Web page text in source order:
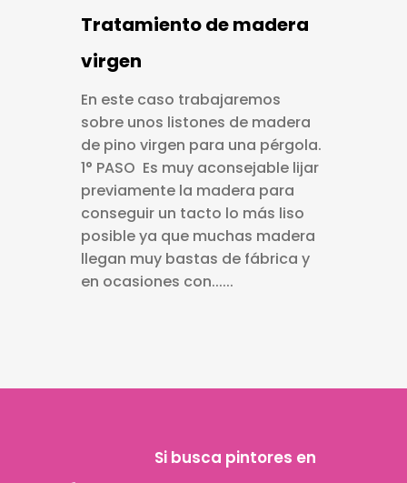
Tratamiento de madera
virgen
En este caso trabajaremos
sobre unos listones de madera
de pino virgen para una pérgola.
1° PASO Es muy aconsejable lijar
previamente la madera para
conseguir un tacto lo más liso
posible ya que muchas madera
llegan muy bastas de fábrica y
en ocasiones con......
Si busca pintores en